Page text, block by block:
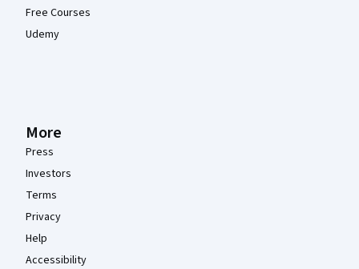
Free Courses
Udemy
More
Press
Investors
Terms
Privacy
Help
Accessibility